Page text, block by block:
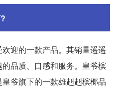
迎的一款产品。其销量遥遥
品质、口感和服务。皇爷槟
爷旗下的一款雄赳赳槟榔品